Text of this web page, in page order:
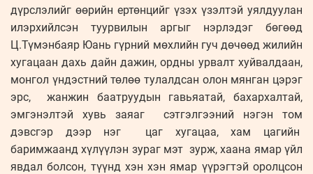
дүрслэлийг өөрийн ертөнцийг үзэх үзэлтэй уялдуулан
илэрхийлсэн туурвилын аргыг нэрлэдэг бөгөөд
Ц.Түмэнбаяр Юань гүрний мөхлийн гуч дөчөөд жилийн
хугацаан дахь дайн дажин, ордны урвалт хуйвалдаан,
монгол үндэстний төлөө тулалдсан олон мянган цэрэг
эрс, жанжин баатруудын гавьяатай, бахархалтай,
эмгэнэлтэй хувь заяаг сэтгэлгээний нэгэн том
дэвсгэр дээр нэг цаг хугацаа, хам цагийн
баримжаанд хүлүүлэн зураг мэт зурж, хаана ямар үйл
явдал болсон, түүнд хэн хэн ямар үүрэгтэй оролцсон